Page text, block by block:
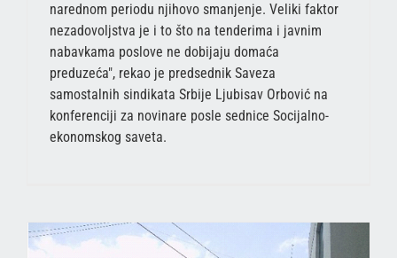
narednom periodu njihovo smanjenje. Veliki faktor
nezadovoljstva je i to što na tenderima i javnim
nabavkama poslove ne dobijaju domaća
preduzeća", rekao je predsednik Saveza
samostalnih sindikata Srbije Ljubisav Orbović na
konferenciji za novinare posle sednice Socijalno-
ekonomskog saveta.